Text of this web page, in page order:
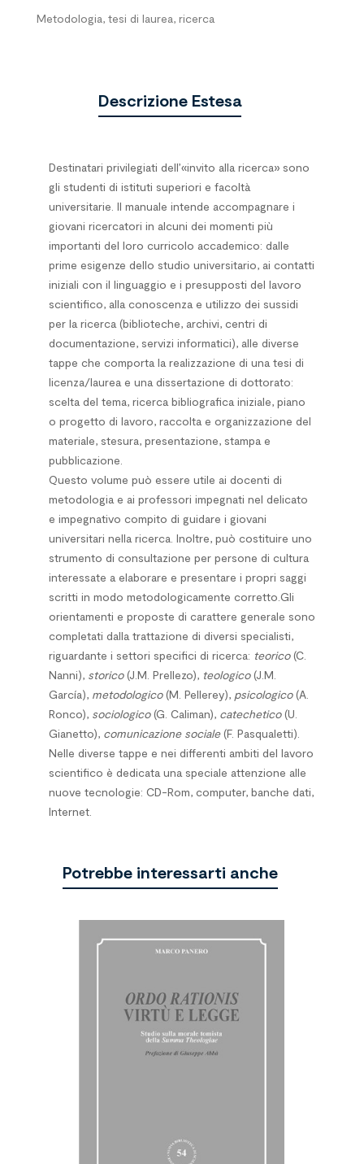
Metodologia, tesi di laurea, ricerca
Descrizione Estesa
Destinatari privilegiati dell’«invito alla ricerca» sono
gli studenti di istituti superiori e facoltà
universitarie. Il manuale intende accompagnare i
giovani ricercatori in alcuni dei momenti più
importanti del loro curricolo accademico: dalle
prime esigenze dello studio universitario, ai contatti
iniziali con il linguaggio e i presupposti del lavoro
scientifico, alla conoscenza e utilizzo dei sussidi
per la ricerca (biblioteche, archivi, centri di
documentazione, servizi informatici), alle diverse
tappe che comporta la realizzazione di una tesi di
licenza/laurea e una dissertazione di dottorato:
scelta del tema, ricerca bibliografica iniziale, piano
o progetto di lavoro, raccolta e organizzazione del
materiale, stesura, presentazione, stampa e
pubblicazione.
Questo volume può essere utile ai docenti di
metodologia e ai professori impegnati nel delicato
e impegnativo compito di guidare i giovani
universitari nella ricerca. Inoltre, può costituire uno
strumento di consultazione per persone di cultura
interessate a elaborare e presentare i propri saggi
scritti in modo metodologicamente corretto.Gli
orientamenti e proposte di carattere generale sono
completati dalla trattazione di diversi specialisti,
riguardante i settori specifici di ricerca: teorico(C.
Nanni), storico(J.M. Prellezo), teologico(J.M.
García), metodologico(M. Pellerey), psicologico(A.
Ronco), sociologico(G. Caliman), catechetico(U.
Gianetto), comunicazione sociale(F. Pasqualetti).
Nelle diverse tappe e nei differenti ambiti del lavoro
scientifico è dedicata una speciale attenzione alle
nuove tecnologie: CD-Rom, computer, banche dati,
Internet.
Potrebbe interessarti anche